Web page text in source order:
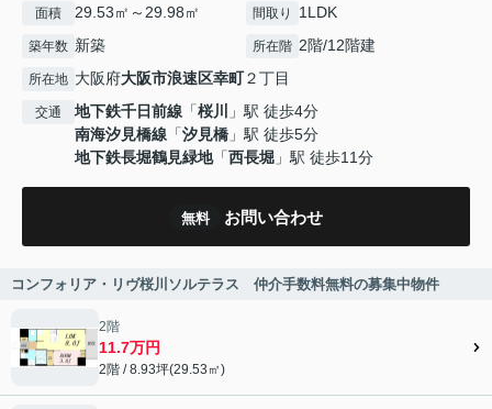
面積 29.53㎡～29.98㎡ 間取り 1LDK
築年数 新築 所在階 2階/12階建
所在地 大阪府大阪市浪速区幸町２丁目
交通 地下鉄千日前線 「桜川
」駅 徒歩4分
南海汐見橋線 「汐見橋 」駅 徒歩5分
地下鉄長堀鶴見緑地「西長堀 」駅 徒歩11分
無料 お問い合わせ
コンフォリア・リヴ桜川ソルテラス 仲介手数料無料の募集中物件
2階
11.7万円
2階 / 8.93坪(29.53㎡)